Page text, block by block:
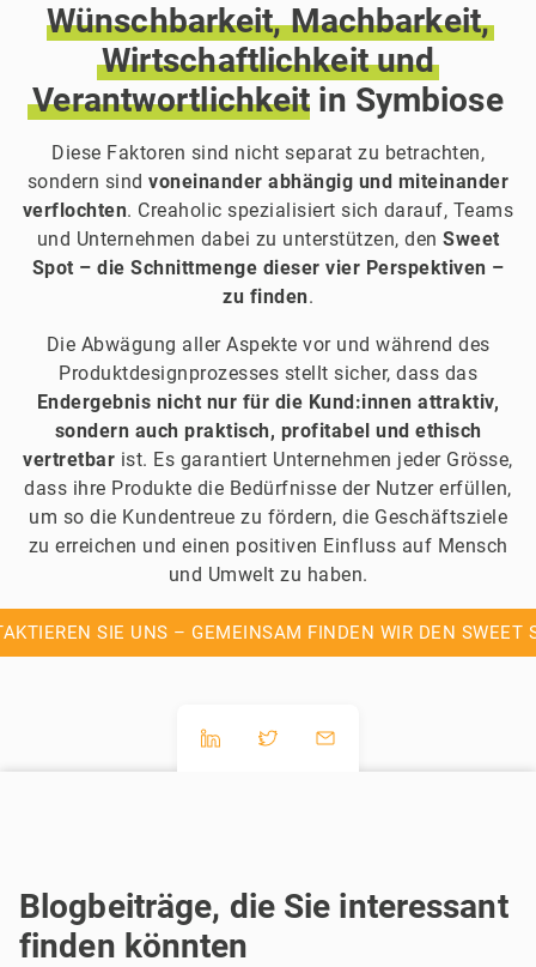
Wünschbarkeit, Machbarkeit,
Wirtschaftlichkeit und
Verantwortlichkeit in Symbiose
Diese Faktoren sind nicht separat zu betrachten,
sondern sindvoneinander abhängig und miteinander
verflochten. Creaholic spezialisiert sich darauf, Teams
und Unternehmen dabei zu unterstützen, den Sweet
Spot – die Schnittmenge dieser vier Perspektiven –
zu finden.
Die Abwägung aller Aspekte vor und während des
Produktdesignprozesses stellt sicher, dass das
Endergebnis nicht nur für die Kund:innen attraktiv,
sondern auch praktisch, profitabel und ethisch
vertretbar ist. Es garantiert Unternehmen jeder Grösse,
dass ihre Produkte die Bedürfnisse der Nutzer erfüllen,
um so die Kundentreue zu fördern, die Geschäftsziele
zu erreichen und einen positiven Einfluss auf Mensch
und Umwelt zu haben.
SIE UNS – GEMEINSAM FINDEN WIR DEN SWEET
Blogbeiträge, die Sie interessant
finden könnten